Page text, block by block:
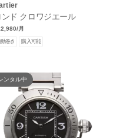
ンド クロワジエール
/月
動巻き 購入可能
ンタル中